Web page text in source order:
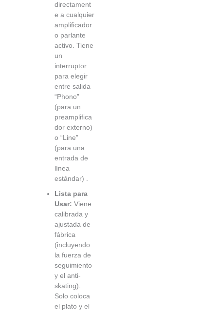
directament
e a cualquier
amplificador
o parlante
activo. Tiene
un
interruptor
para elegir
entre salida
“Phono”
(para un
preamplifica
dor externo)
o “Line”
(para una
entrada de
línea
estándar) .
Lista para
Usar: Viene
calibrada y
ajustada de
fábrica
(incluyendo
la fuerza de
seguimiento
y el anti-
skating).
Solo coloca
el plato y el